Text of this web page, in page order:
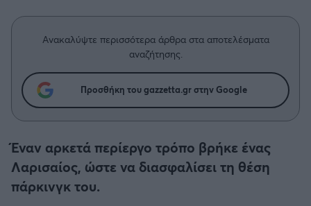
Άρης
ΟΦΗ
Ατρόμητος Αθηνών
Μια Ιστορία από την Πόλη
Ανακαλύψτε περισσότερα άρθρα στα αποτελέσματα
αναζήτησης.
Προσθήκη του gazzetta.gr στην Google
Έναν αρκετά περίεργο τρόπο βρήκε ένας
Λαρισαίος, ώστε να διασφαλίσει τη θέση
πάρκινγκ του.